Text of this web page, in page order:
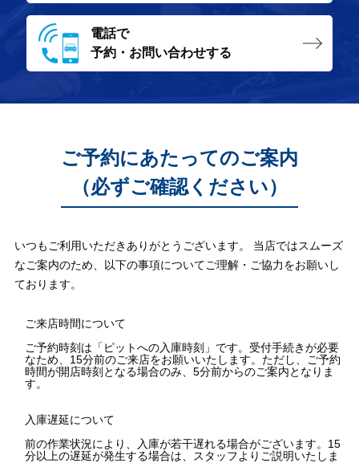
電話で
予約・お問い合わせする
ご予約にあたってのご案内
（必ずご確認ください）
いつもご利用いただきありがとうございます。 当店ではスムーズ
なご案内のため、以下の事項についてご理解・ご協力をお願いし
ております。
ご来店時間について
ご予約時刻は「ピットへの入庫時刻」です。受付手続きが必要
なため、15分前のご来店をお願いいたします。ただし、ご予約
時間が開店時刻となる場合のみ、5分前からのご案内となりま
す。
入庫遅延について
前の作業状況により、入庫が若干遅れる場合がございます。15
分以上の遅延が発生する場合は、スタッフよりご説明いたしま